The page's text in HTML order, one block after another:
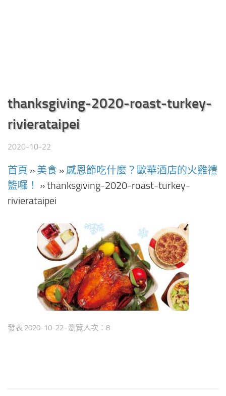
thanksgiving-2020-roast-turkey-
rivierataipei
2020-10-22
首頁 » 美食 » 感恩節吃什麼？歐華酒店的火雞禮
籃囉！ »thanksgiving-2020-roast-turkey-
rivierataipei
發表 2020-10-22 · 瀏覽人次：8